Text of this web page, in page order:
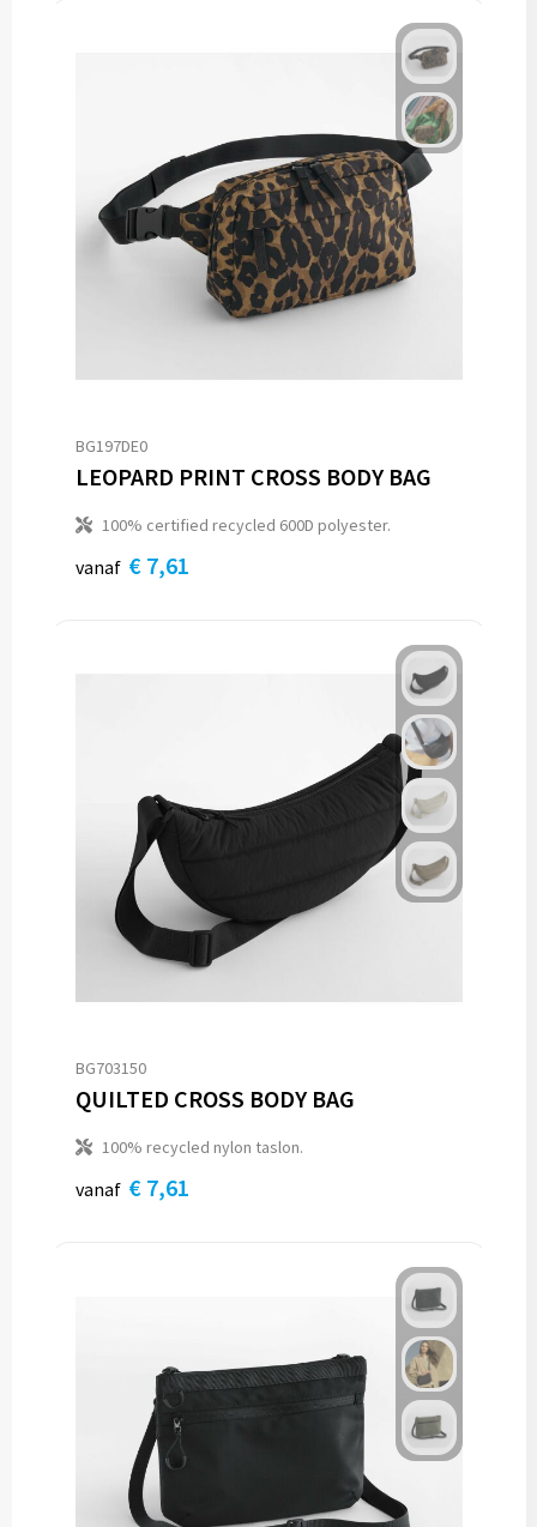
BG197DE0
LEOPARD PRINT CROSS BODY BAG
100% certified recycled 600D polyester.
vanaf € 7,61
BG703150
QUILTED CROSS BODY BAG
100% recycled nylon taslon.
vanaf € 7,61